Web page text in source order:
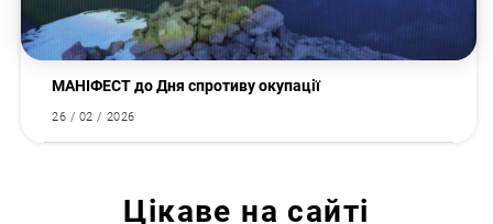
МАНІФЕСТ до Дня спротиву окупації
26 / 02 / 2026
Цікаве на сайті